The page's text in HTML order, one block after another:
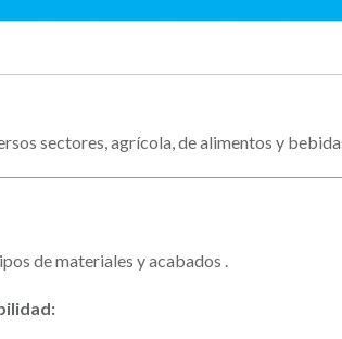
sectores, agrícola, de alimentos y
de materiales y acabados .